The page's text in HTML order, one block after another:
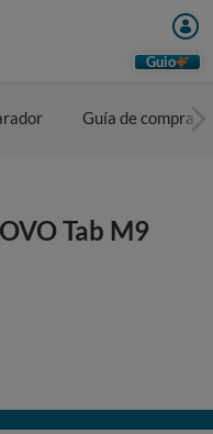
Guio
Guía de compra
Tab M9